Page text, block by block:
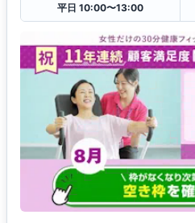
平日 10:00〜13:00